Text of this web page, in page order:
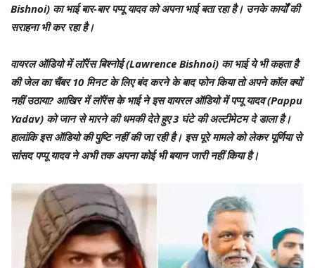
Bishnoi) का भाई बार-बार पप्पू यादव को अपना भाई बता रहा है। उनके कार्यों की
सराहना भी कर रहा है।
वायरल ऑडियो में लॉरेंस बिश्नोई (Lawrence Bishnoi) का भाई ये भी कहता है
की जेल का चैंबर 10 मिनट के लिए बंद करने के बाद फोन किया तो अपने कॉल क्यों
नहीं उठाया? आखिर में लॉरेंस के भाई ने इस वायरल ऑडियो में पप्पू यादव (Pappu
Yadav) को जान से मारने की धमकी देते हुए 3 घंटे की अल्टीमेटम दे डाला है।
हालांकि इस ऑडियो की पुष्टि नहीं की जा रही है। इस पूरे मामले को लेकर पूर्णिया से
सांसद पप्पू यादव ने अभी तक अपना कोई भी बयान जारी नहीं किया है।